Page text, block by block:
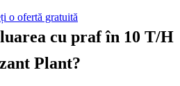
o ofertă gratuită
cu praf în 10 T/H
Plant?